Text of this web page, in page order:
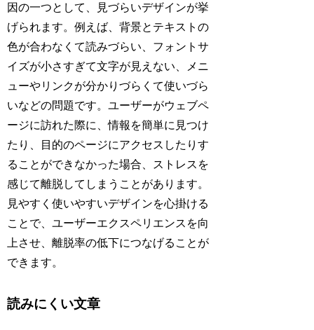
因の一つとして、見づらいデザインが挙
げられます。例えば、背景とテキストの
色が合わなくて読みづらい、フォントサ
イズが小さすぎて文字が見えない、メニ
ューやリンクが分かりづらくて使いづら
いなどの問題です。ユーザーがウェブペ
ージに訪れた際に、情報を簡単に見つけ
たり、目的のページにアクセスしたりす
ることができなかった場合、ストレスを
感じて離脱してしまうことがあります。
見やすく使いやすいデザインを心掛ける
ことで、ユーザーエクスペリエンスを向
上させ、離脱率の低下につなげることが
できます。
読みにくい文章